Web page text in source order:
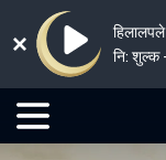
हिलालपले
नि: शुल्क